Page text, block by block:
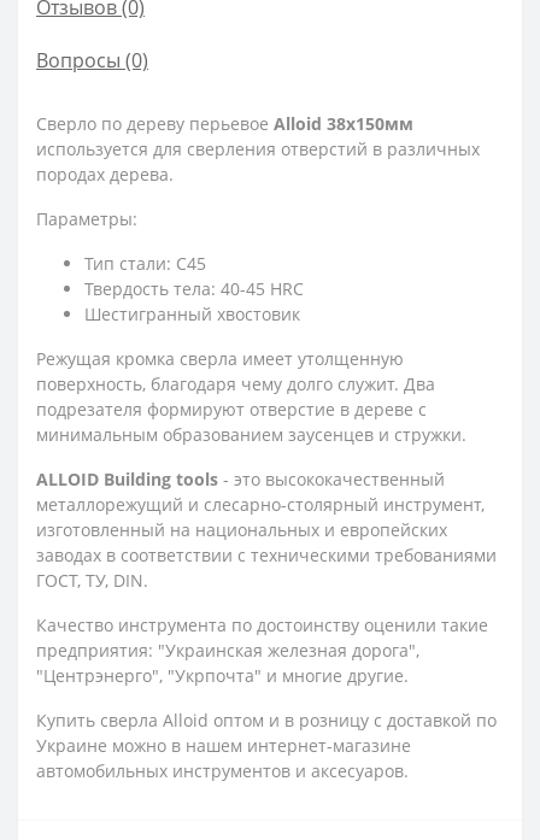
Отзывов (0)
Вопросы (0)
Сверло по дереву перьевое Alloid 38x150мм
используется для сверления отверстий в различных
породах дерева.
Параметры:
Тип стали: C45
Твердость тела: 40-45 HRC
Шестигранный хвостовик
Режущая кромка сверла имеет утолщенную
поверхность, благодаря чему долго служит. Два
подрезателя формируют отверстие в дереве с
минимальным образованием заусенцев и стружки.
ALLOID Building tools - это высококачественный
металлорежущий и слесарно-столярный инструмент,
изготовленный на национальных и европейских
заводах в соответствии с техническими требованиями
ГОСТ, ТУ, DIN.
Качество инструмента по достоинству оценили такие
предприятия: "Украинская железная дорога",
"Центрэнерго", "Укрпочта" и многие другие.
Купить сверла Alloid оптом и в розницу с доставкой по
Украине можно в нашем интернет-магазине
автомобильных инструментов и аксесуаров.